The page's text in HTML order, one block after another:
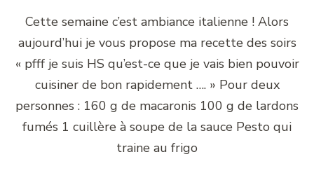
Cette semaine c’est ambiance italienne ! Alors
aujourd’hui je vous propose ma recette des soirs
« pfff je suis HS qu’est-ce que je vais bien pouvoir
cuisiner de bon rapidement …. » Pour deux
personnes : 160 g de macaronis 100 g de lardons
fumés 1 cuillère à soupe de la sauce Pesto qui
traine au frigo